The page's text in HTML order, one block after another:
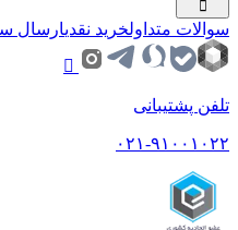
سوالات متداولخرید نقدیارسال
تلفن پشتیبانی
۰۲۱-۹۱۰۰۱۰۲۲